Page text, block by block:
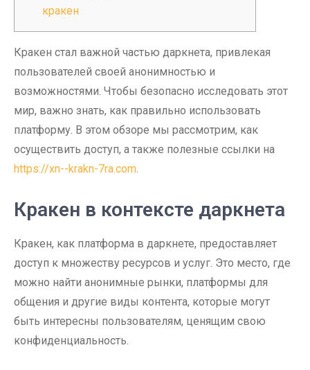
кракен
Кракен стал важной частью даркнета, привлекая
пользователей своей анонимностью и
возможностями. Чтобы безопасно исследовать этот
мир, важно знать, как правильно использовать
платформу. В этом обзоре мы рассмотрим, как
осуществить доступ, а также полезные ссылки на
https://xn--krakn-7ra.com.
Кракен в контексте даркнета
Кракен, как платформа в даркнете, предоставляет
доступ к множеству ресурсов и услуг. Это место, где
можно найти анонимные рынки, платформы для
общения и другие виды контента, которые могут
быть интересны пользователям, ценящим свою
конфиденциальность.